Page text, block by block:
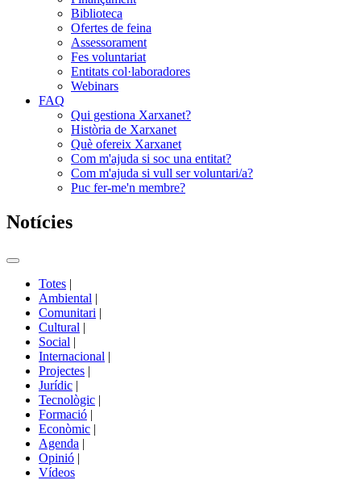
Biblioteca
Ofertes de feina
Assessorament
Fes voluntariat
Entitats col·laboradores
Webinars
FAQ
Qui gestiona Xarxanet?
Història de Xarxanet
Què ofereix Xarxanet
Com m'ajuda si soc una entitat?
Com m'ajuda si vull ser voluntari/a?
Puc fer-me'n membre?
Notícies
Commutador
portals
Totes |
Ambiental |
Comunitari |
Cultural |
Social |
Internacional |
Projectes |
Jurídic |
Tecnològic |
Formació |
Econòmic |
Agenda |
Opinió |
Vídeos